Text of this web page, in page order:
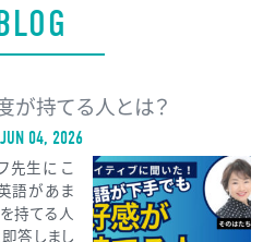
が持てる人とは？
JUN 04, 2026
先生に こ
語があま
持てる人
即答しまし